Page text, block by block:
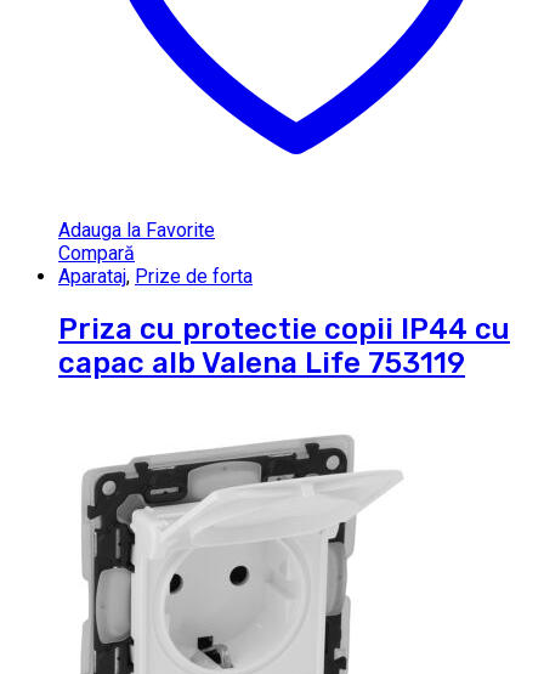
Adauga la Favorite
Compară
Aparataj, Prize de forta
Priza cu protectie copii IP44 cu
capac alb Valena Life 753119